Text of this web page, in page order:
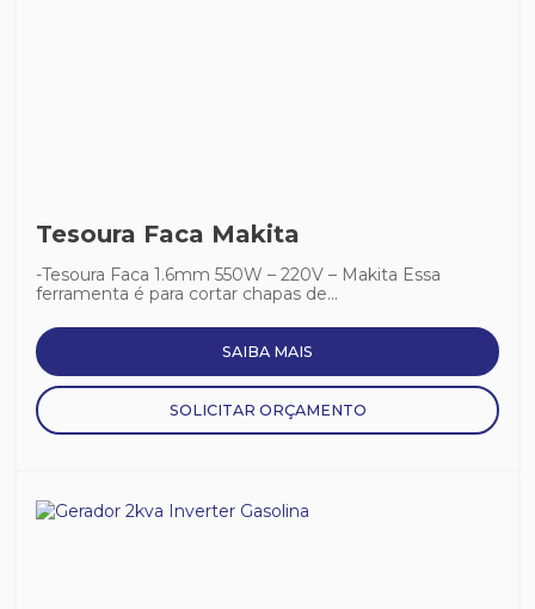
Tesoura Faca Makita
-Tesoura Faca 1.6mm 550W – 220V – Makita Essa
ferramenta é para cortar chapas de...
SAIBA MAIS
SOLICITAR ORÇAMENTO